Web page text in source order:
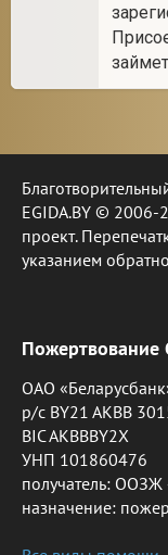
EGIDA.BY © 2006-
проект.
указанием
ОАО
р/с BY21 AKBB
BIC AKBBBY2X
УНП 101860476
получатель: ООЗЖ
назначение: